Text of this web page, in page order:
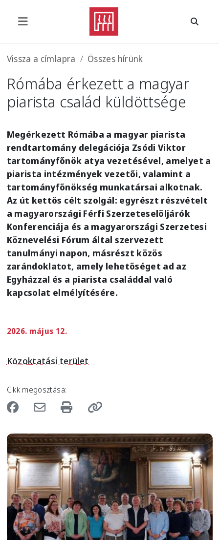
Morzsa
Vissza a címlapra Összes hírünk
Rómába érkezett a magyar
piarista család küldöttsége
Megérkezett Rómába a magyar piarista
rendtartomány delegációja Zsódi Viktor
tartományfőnök atya vezetésével, amelyet a
piarista intézmények vezetői, valamint a
tartományfőnökség munkatársai alkotnak.
Az út kettős célt szolgál: egyrészt részvételt
a magyarországi Férfi Szerzeteselöljárók
Konferenciája és a magyarországi Szerzetesi
Köznevelési Fórum által szervezett
tanulmányi napon, másrészt közös
zarándoklatot, amely lehetőséget ad az
Egyházzal és a piarista családdal való
kapcsolat elmélyítésére.
2026. május 12.
Közoktatási terület
Cikk megosztása:
Image